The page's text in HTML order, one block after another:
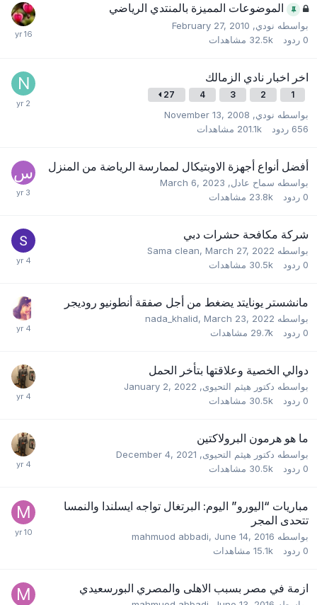
الموضوعات المميزة بالمنتدي الرياضي
بواسطه نودي,
February 27, 2010
0 ردود 32.5k مشاهدات
اخر اخبار نادي الزمالك
2
3
4
27
بواسطه نودي,
November 13, 2008
656 ردود 201.1k مشاهدات
أفضل أنواع أجهزة الاوبتيكال لممارسة الرياضة من المنزل
بواسطه سماح عادل ,
March 6, 2023
0 ردود 23.8k مشاهدات
شركة مكافحة حشرات دبي
بواسطه Sama clean ,March 27, 2022
0 ردود 30.5k مشاهدات
مانشستر يونايتد يضغط من أجل صفقة أنطونيو روديجر
بواسطه nada_khalid ,March 23, 2022
0 ردود 29.7k مشاهدات
دوالي الخصية وعلاقتها بتأخر الحمل
بواسطه دكتور هيثم التحيوى,
January 2, 2022
0 ردود 30.5k مشاهدات
ما هو هرمون البرولاكتين
بواسطه دكتور هيثم التحيوى,
December 4, 2021
0 ردود 30.5k مشاهدات
مباريات “اليورو” اليوم: البرتغال تواجه ايسلندا والنمسا
تتحدى المجر
بواسطه mahmuod abbadi ,June 14, 2016
0 ردود 15.1k مشاهدات
ازمة في مصر بسبب الاهلى والمصري البورسعيدي